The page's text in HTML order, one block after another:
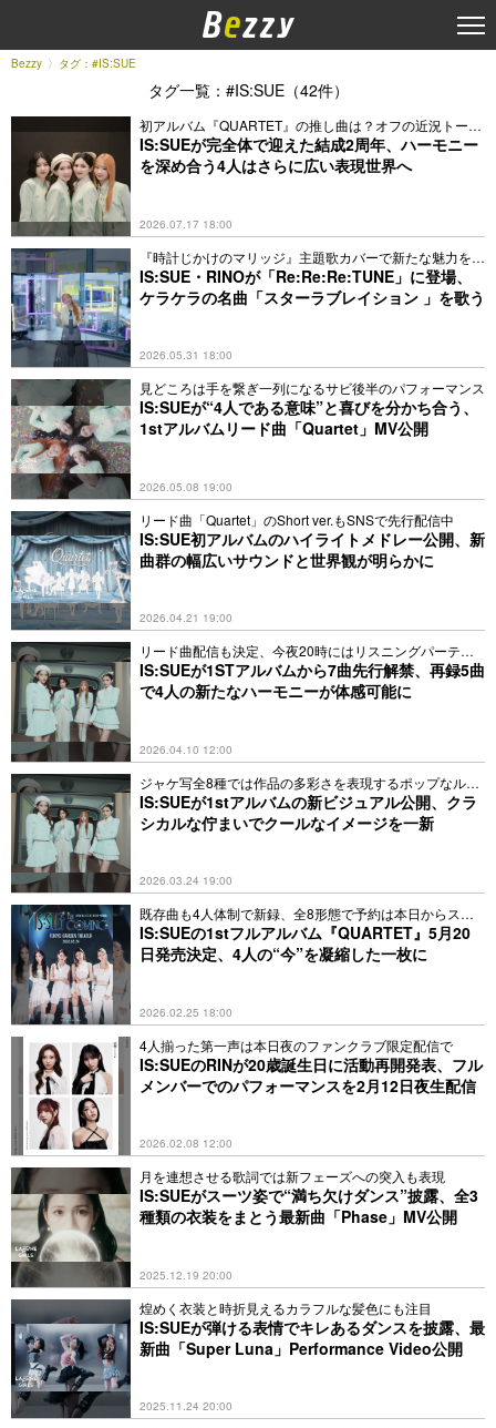
Bezzy タグ：#IS:SUE
タグ一覧：#IS:SUE（42件）
初アルバム『QUARTET』の推し曲は？オフの近況トーク
も
IS:SUEが完全体で迎えた結成2周年、ハーモニー
を深め合う4人はさらに広い表現世界へ
2026.07.17 18:00
『時計じかけのマリッジ』主題歌カバーで新たな魅力を表
現
IS:SUE・RINOが「Re:Re:Re:TUNE」に登場、
ケラケラの名曲「スターラブレイション 」を歌う
2026.05.31 18:00
見どころは手を繋ぎ一列になるサビ後半のパフォーマンス
IS:SUEが“4人である意味”と喜びを分かち合う、
1stアルバムリード曲「Quartet」MV公開
2026.05.08 19:00
リード曲「Quartet」のShort ver.もSNSで先行配信中
IS:SUE初アルバムのハイライトメドレー公開、新
曲群の幅広いサウンドと世界観が明らかに
2026.04.21 19:00
リード曲配信も決定、今夜20時にはリスニングパーティ
ーも
IS:SUEが1STアルバムから7曲先行解禁、再録5曲
で4人の新たなハーモニーが体感可能に
2026.04.10 12:00
ジャケ写全8種では作品の多彩さを表現するポップなルッ
クも
IS:SUEが1stアルバムの新ビジュアル公開、クラ
シカルな佇まいでクールなイメージを一新
2026.03.24 19:00
既存曲も4人体制で新録、全8形態で予約は本日からスタ
ート
IS:SUEの1stフルアルバム『QUARTET』5月20
日発売決定、4人の“今”を凝縮した一枚に
2026.02.25 18:00
4人揃った第一声は本日夜のファンクラブ限定配信で
IS:SUEのRINが20歳誕生日に活動再開発表、フル
メンバーでのパフォーマンスを2月12日夜生配信
2026.02.08 12:00
月を連想させる歌詞では新フェーズへの突入も表現
IS:SUEがスーツ姿で“満ち欠けダンス”披露、全3
種類の衣装をまとう最新曲「Phase」MV公開
2025.12.19 20:00
煌めく衣装と時折見えるカラフルな髪色にも注目
IS:SUEが弾ける表情でキレあるダンスを披露、最
新曲「Super Luna」Performance Video公開
2025.11.24 20:00